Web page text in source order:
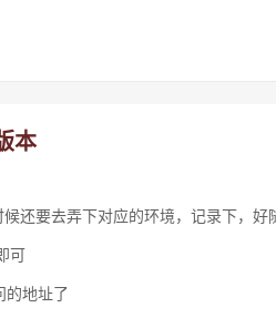
本
还要去弄下对应的环境，记录下，好
可
的地址了